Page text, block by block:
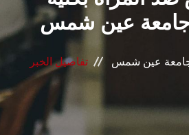
البحث العلمي
المراكز والوحدات
الأنظمة الذكية
جامعة عين شمس
جامعة عين شمس تفاصيل الخبر